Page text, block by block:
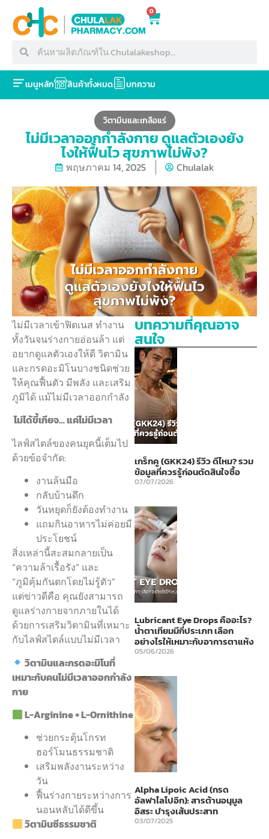
0
เมนูหลัก สินค้าทั้งหมด บทความ
วิตามินและเกลือแร่
ไม่มีเวลาออกกำลังกาย ดูแลตัวเองยัง
ไงให้ฟื้นไว สุขภาพไม่พัง?
พฤษภาคม 14, 2025 Chulalak
ไม่มีเวลาเข้าฟิตเนส ทำงาน
ทั้งวันจนร่างกายอ่อนล้า แต่
อยากดูแลตัวเองให้ดี วิตามิน
และกรดอะมิโนบางชนิดช่วย
ให้คุณฟื้นตัว มีพลัง และเสริม
ภูมิได้ แม้ไม่มีเวลาออกกำลัง
ไม่ได้ขี้เกียจ… แค่ไม่มีเวลา
ไลฟ์สไตล์ของคนยุคนี้เต็มไป
ด้วยข้อจำกัด:
งานล้นมือ
กลับบ้านดึก
วันหยุดก็ยังต้องทำงาน
แถมกินอาหารไม่ค่อยมี
ประโยชน์
สิ่งเหล่านี้สะสมกลายเป็น
“ความล้าเรื้อรัง” และ
“ภูมิคุ้มกันตกโดยไม่รู้ตัว”
แต่ข่าวดีคือ คุณยังสามารถ
ดูแลร่างกายจากภายในได้
ด้วยการเสริมวิตามินที่เหมาะ
กับไลฟ์สไตล์แบบไม่มีเวลา
วิตามินและกรดอะมิโนที่
เหมาะกับคนไม่มีเวลาออกกำลัง
กาย
L-Arginine + L-Ornithine
ช่วยกระตุ้นโกรท
ฮอร์โมนธรรมชาติ
เสริมพลังงานระหว่าง
วัน
ฟื้นร่างกายระหว่างการ
นอนหลับได้ดีขึ้น
วิตามินซีธรรมชาติ
บทความที่คุณอาจ
สนใจ
เกร็กคู (GKK24) รีวิว ดีไหม? รวม
ข้อมูลที่ควรรู้ก่อนตัดสินใจซื้อ
07/07/2026
Lubricant Eye Drops คืออะไร?
น้ำตาเทียมมีกี่ประเภท เลือก
อย่างไรให้เหมาะกับอาการตาแห้ง
05/06/2026
Alpha Lipoic Acid (กรด
อัลฟาไลโปอิก): สารต้านอนุมูล
อิสระ บำรุงเส้นประสาท
03/07/2025